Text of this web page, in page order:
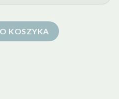
KOSZYKA